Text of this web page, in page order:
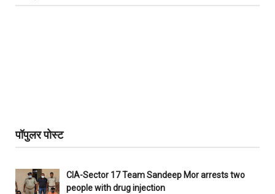
पॉपुलर पोस्ट
CIA-Sector 17 Team Sandeep Mor arrests two
people with drug injection